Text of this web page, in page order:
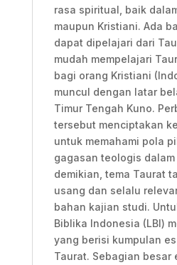
rasa spiritual, baik
maupun Kristiani. Ada
dapat dipelajari dari
mudah mempelajari
bagi orang Kristiani
muncul dengan latar
Timur Tengah Kuno.
tersebut menciptakan
untuk memahami pola
gagasan teologis dalam
demikian, tema Taurat
usang dan selalu
bahan kajian studi.
Biblika Indonesia (LBI)
yang berisi kumpulan
Taurat. Sebagian besar